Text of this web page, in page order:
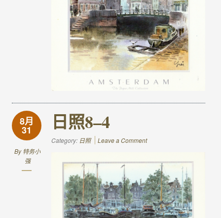
8月
31
By特务小
强
日照8–4
Category: 日照 Leave a Comment